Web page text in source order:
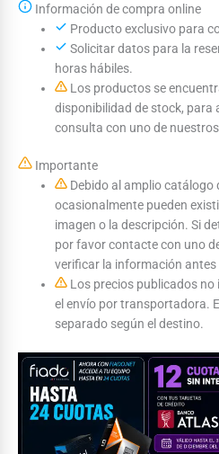
Información de compra online
Producto exclusivo para
Solicitar datos para la
horas hábiles.
Los productos se
disponibilidad de stock, para
consulta con uno de
Importante
Debido al amplio catálogo
ocasionalmente pueden
imagen o la descripción. Si
por favor contacte con uno
verificar la información antes
Los precios publicados no
el envío por transportadora.
separado según el destino.